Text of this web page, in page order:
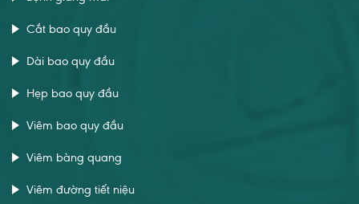
Cắt bao quy đầu
Dài bao quy đầu
Hẹp bao quy đầu
Viêm bao quy đầu
Viêm bàng quang
Viêm đường tiết niệu